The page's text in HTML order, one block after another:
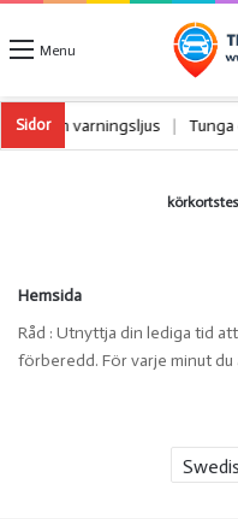
Menu
Sidoroch varningsljus |
Hemsida
Råd : Utnyttja din lediga tid
förberedd. För varje minut du